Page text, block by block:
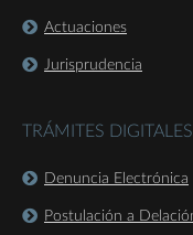
Actuaciones
Jurisprudencia
TRÁMITES DIGITALES
Denuncia Electrónica
Postulación a